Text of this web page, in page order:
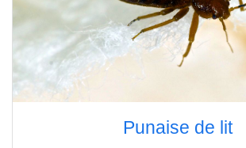
Punaise de lit